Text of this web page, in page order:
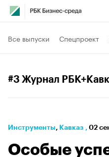
Все выпуски Спецпроект
#3 Журнал
Инструменты⁠, Кавказ , 02
Особые